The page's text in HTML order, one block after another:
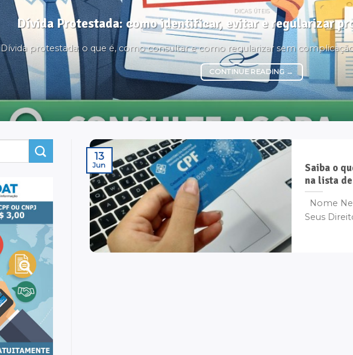
DICAS ÚTEIS
Dívida Protestada: como identificar, evitar e regularizar
Dívida protestada: o que é, como consultar e como regularizar sem
CONTINUE READING→
Saiba o
na lista
Nome
Seus
13
Jun